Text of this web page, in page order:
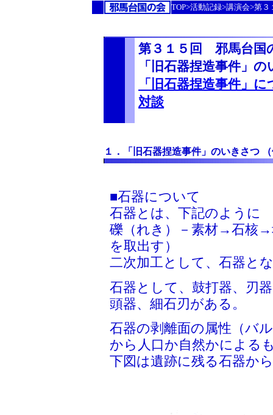
TOP>活動記録>講演会>第３
第３１５回 邪馬台国
「旧石器捏造事件」
「旧石器捏造事件」
対談
１．「旧石器捏造事件」のいきさつ
■石器について
石器とは、下記のように
礫（れき）－素材→石核→
を取出す）
二次加工として、石器と
石器として、鼓打器、刃
頭器、細石刃がある。
石器の剥離面の属性（バ
から人口か自然かによる
下図は遺跡に残る石器か